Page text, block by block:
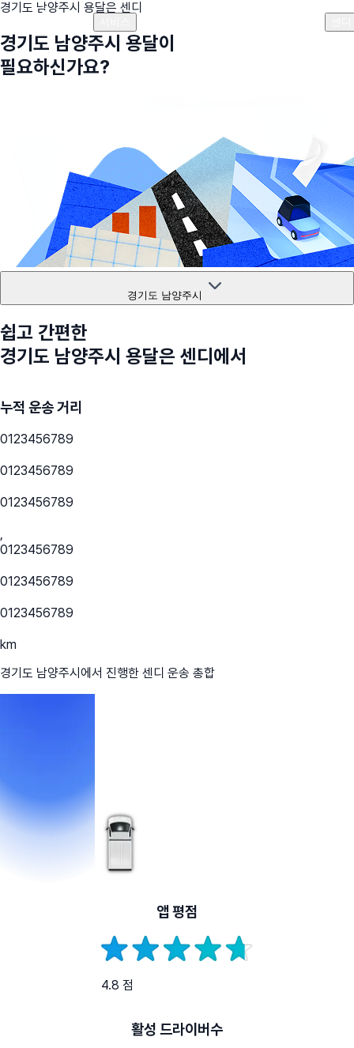
경기도 남양주시 용달은 센디
경기도 남양주시 용달이
필요하신가요?
경기도 남양주시
쉽고 간편한
경기도 남양주시 용달은 센디에서
누적 운송 거리
0123456789
0123456789
0123456789
,
0123456789
0123456789
0123456789
km
경기도 남양주시 에서 진행한 센디 운송 총합
앱 평점
4.8 점
활성 드라이버수